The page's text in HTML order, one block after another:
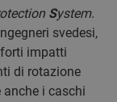
System.
svedesi,
impatti
di rotazione
anche i caschi